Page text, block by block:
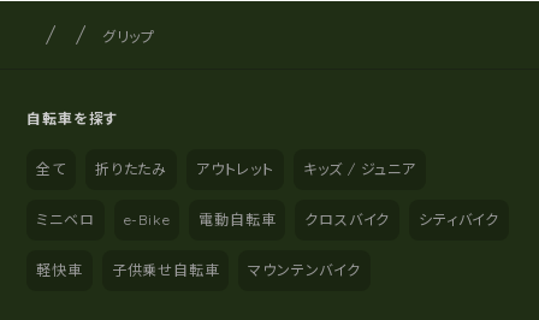
サイト内の現在地
サイクルショップナカゴヤ
グリップ
自転車を探す
全て 折りたたみ アウトレット キッズ / ジュニア
ミニベロ e-Bike 電動自転車 クロスバイク シティバイク
軽快車 子供乗せ自転車 マウンテンバイク